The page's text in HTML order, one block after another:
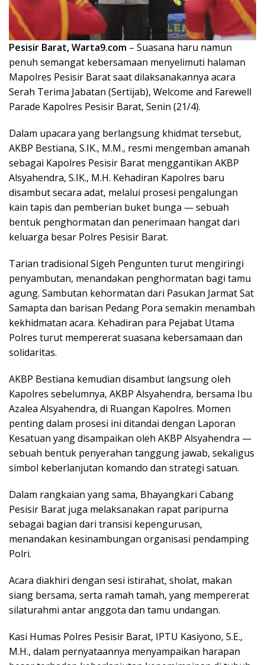
Pesisir Barat, Warta9.com – Suasana haru namun
penuh semangat kebersamaan menyelimuti halaman
Mapolres Pesisir Barat saat dilaksanakannya acara
Serah Terima Jabatan (Sertijab), Welcome and Farewell
Parade Kapolres Pesisir Barat, Senin (21/4).
Dalam upacara yang berlangsung khidmat tersebut,
AKBP Bestiana, S.IK., M.M., resmi mengemban amanah
sebagai Kapolres Pesisir Barat menggantikan AKBP
Alsyahendra, S.IK., M.H. Kehadiran Kapolres baru
disambut secara adat, melalui prosesi pengalungan
kain tapis dan pemberian buket bunga — sebuah
bentuk penghormatan dan penerimaan hangat dari
keluarga besar Polres Pesisir Barat.
Tarian tradisional Sigeh Pengunten turut mengiringi
penyambutan, menandakan penghormatan bagi tamu
agung. Sambutan kehormatan dari Pasukan Jarmat Sat
Samapta dan barisan Pedang Pora semakin menambah
kekhidmatan acara. Kehadiran para Pejabat Utama
Polres turut mempererat suasana kebersamaan dan
solidaritas.
AKBP Bestiana kemudian disambut langsung oleh
Kapolres sebelumnya, AKBP Alsyahendra, bersama Ibu
Azalea Alsyahendra, di Ruangan Kapolres. Momen
penting dalam prosesi ini ditandai dengan Laporan
Kesatuan yang disampaikan oleh AKBP Alsyahendra —
sebuah bentuk penyerahan tanggung jawab, sekaligus
simbol keberlanjutan komando dan strategi satuan.
Dalam rangkaian yang sama, Bhayangkari Cabang
Pesisir Barat juga melaksanakan rapat paripurna
sebagai bagian dari transisi kepengurusan,
menandakan kesinambungan organisasi pendamping
Polri.
Acara diakhiri dengan sesi istirahat, sholat, makan
siang bersama, serta ramah tamah, yang mempererat
silaturahmi antar anggota dan tamu undangan.
Kasi Humas Polres Pesisir Barat, IPTU Kasiyono, S.E.,
M.H., dalam pernyataannya menyampaikan harapan